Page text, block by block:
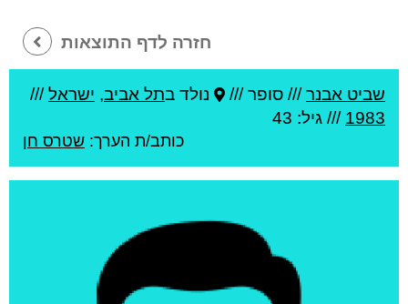
חזרה לדף התוצאות
שביט אבנר/// סופר /// נולד בתל אביב, ישראל///
1983 /// גיל: 43
כותב/ת הערך: שטרס חן